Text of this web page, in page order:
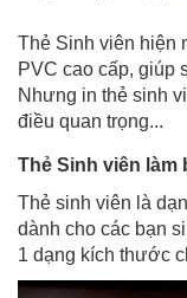
Thẻ Sinh viên hiện
PVC cao cấp, giúp
Nhưng in thẻ sinh
điều quan trọng...
Thẻ Sinh viên làm
Thẻ sinh viên là
dành cho các bạn
1 dạng kích thước